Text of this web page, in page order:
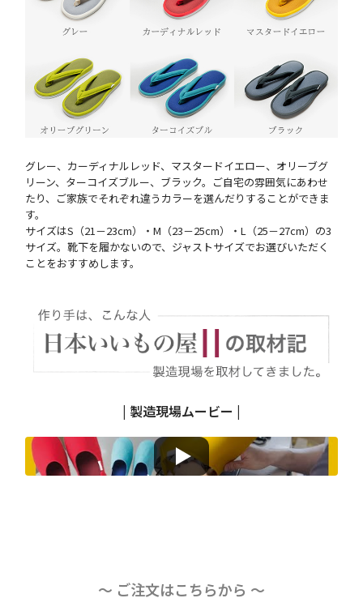
グレー、カーディナルレッド、マスタードイエロー、オリーブグ
リーン、ターコイズブルー、ブラック。ご自宅の雰囲気にあわせ
たり、ご家族でそれぞれ違うカラーを選んだりすることができま
す。
サイズはS（21－23cm）・M（23－25cm）・L（25－27cm）の3
サイズ。靴下を履かないので、ジャストサイズでお選びいただく
ことをおすすめします。
| 製造現場ムービー |
〜 ご注文はこちらから 〜